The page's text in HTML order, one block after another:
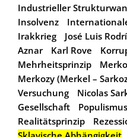
Industrieller
Insolvenz
Irakkrieg
José Luis
Aznar
Karl Rove
Mehrheitsprinzip
Merkozy (Merkel –
Versuchung
Nicolas
Gesellschaft
Realitätsprinzip